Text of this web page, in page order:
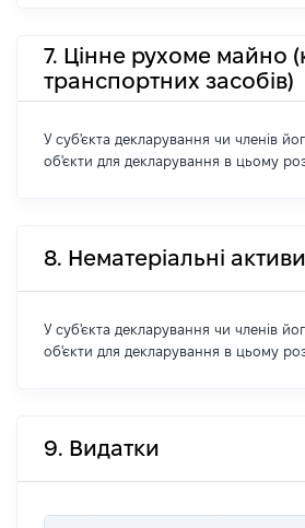
7. Цінне рухоме майно
транспортних засобів)
У суб'єкта декларування чи членів
об'єкти для декларування в цьому
8. Нематеріальні активи
У суб'єкта декларування чи членів
об'єкти для декларування в цьому
9. Видатки